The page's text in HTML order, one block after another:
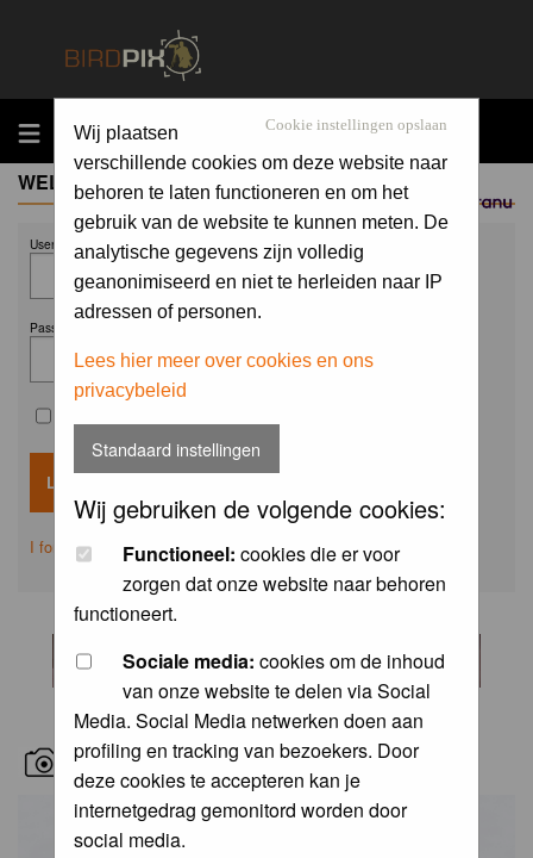
MENU
Sponsored by
Cookie instellingen opslaan
Wij plaatsen
verschillende cookies om deze website naar
behoren te laten functioneren en om het
gebruik van de website te kunnen meten. De
analytische gegevens zijn volledig
geanonimiseerd en niet te herleiden naar IP
adressen of personen.
Lees hier meer over cookies en ons
privacybeleid
Standaard instellingen
Wij gebruiken de volgende cookies:
Functioneel: cookies die er voor
zorgen dat onze website naar behoren
functioneert.
Sociale media: cookies om de inhoud
van onze website te delen via Social
Media. Social Media netwerken doen aan
profiling en tracking van bezoekers. Door
deze cookies te accepteren kan je
internetgedrag gemonitord worden door
social media.
WELCOME GUEST
Username:
Password:
I forgot my password
RECENT BIRD PICS